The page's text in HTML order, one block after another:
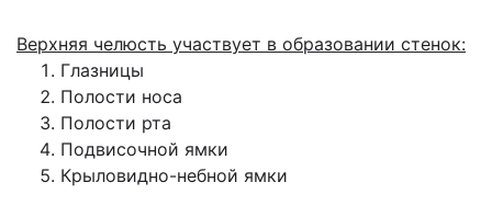
Верхняя челюсть участвует в образовании стенок:
Глазницы
Полости носа
Полости рта
Подвисочной ямки
Крыловидно-небной ямки